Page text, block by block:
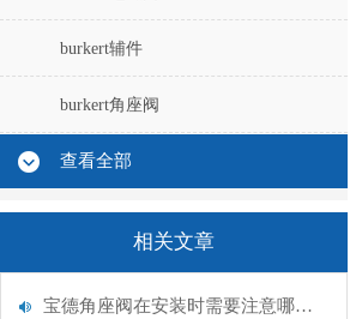
burkert辅件
burkert角座阀
查看全部
相关文章
宝德角座阀在安装时需要注意哪些事项？